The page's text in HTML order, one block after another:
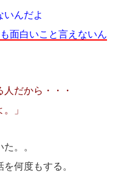
いんだよ
面白いこと言えないん
だから・・・
」
。。
何度もする。